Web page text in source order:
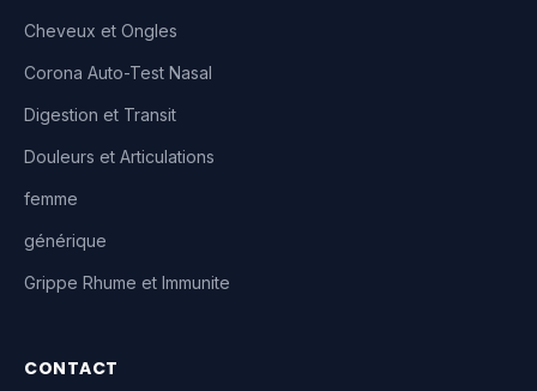
Cheveux et Ongles
Corona Auto-Test Nasal
Digestion et Transit
Douleurs et Articulations
femme
générique
Grippe Rhume et Immunite
CONTACT